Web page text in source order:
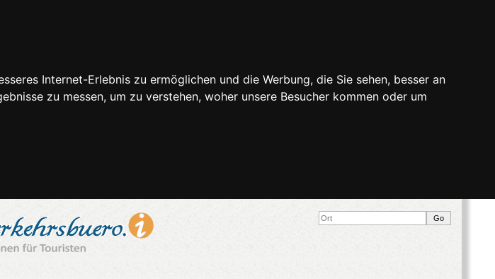
Internet-Erlebnis zu ermöglichen und die Werbung, die Sie sehen, besser an
zu messen, um zu verstehen, woher unsere Besucher kommen oder um